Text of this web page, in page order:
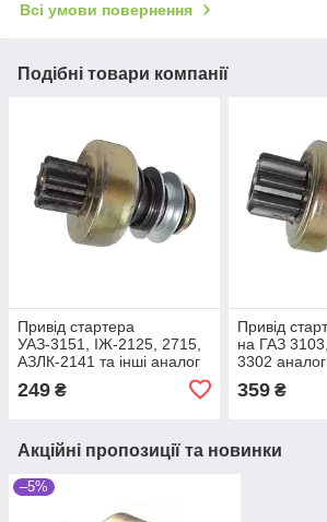
Всі умови повернення
Подібні товари компанії
Привід стартера
УАЗ-3151, ІЖ-2125, 2715,
АЗЛК-2141 та інші аналог
249 ₴
Привід
на ГАЗ
3302
359₴
Акційні пропозиції та новинки
–5%